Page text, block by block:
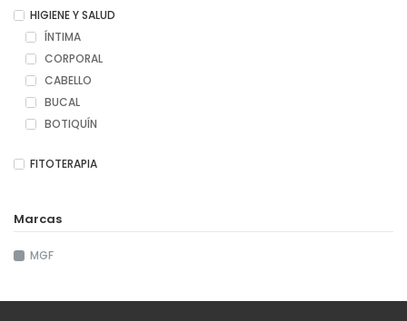
HIGIENE Y SALUD
ÍNTIMA
CORPORAL
CABELLO
BUCAL
BOTIQUÍN
FITOTERAPIA
Marcas
MGF